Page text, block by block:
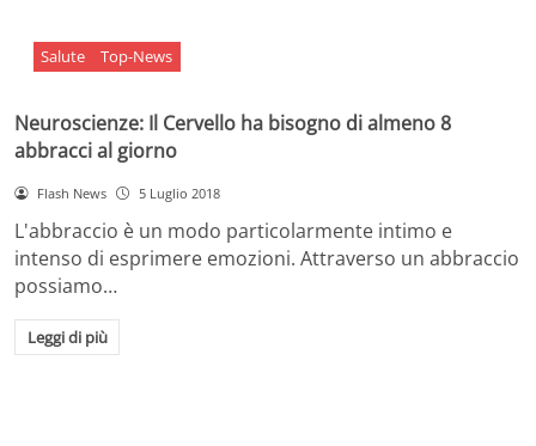
Salute Top-News
Neuroscienze: Il Cervello ha bisogno di almeno 8
abbracci al giorno
Flash News 5 Luglio 2018
L'abbraccio è un modo particolarmente intimo e
intenso di esprimere emozioni. Attraverso un abbraccio
possiamo…
Leggi di più